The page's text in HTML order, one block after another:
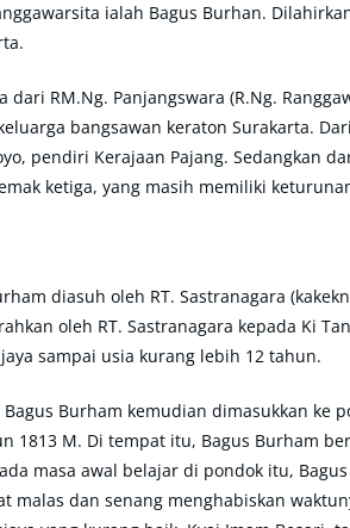
ialah Bagus Burhan.
dari RM.Ng. Panjangswara (R.Ng.
bangsawan keraton Surakarta.
pendiri Kerajaan Pajang. Sedangkan
ketiga, yang masih memiliki
diasuh oleh RT. Sastranagara
oleh RT. Sastranagara kepada Ki
sampai usia kurang lebih 12 tahun.
Burham kemudian dimasukkan ke
1813 M. Di tempat itu, Bagus Burham
masa awal belajar di pondok itu,
malas dan senang menghabiskan